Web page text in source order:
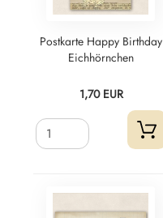
Postkarte Happy Birthday
Eichhörnchen
1,70 EUR